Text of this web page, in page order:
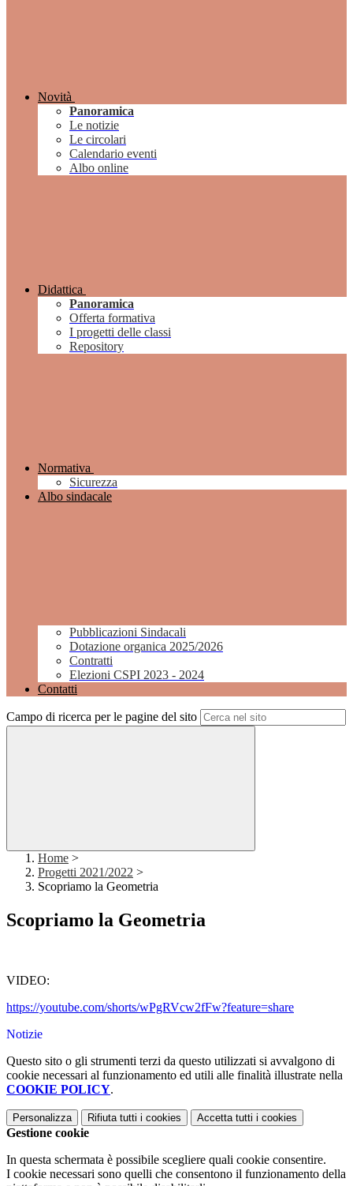
Novità
Panoramica
Le notizie
Le circolari
Calendario eventi
Albo online
Didattica
Panoramica
Offerta formativa
I progetti delle classi
Repository
Normativa
Sicurezza
Albo sindacale
Pubblicazioni Sindacali
Dotazione organica 2025/2026
Contratti
Elezioni CSPI 2023 - 2024
Contatti
Campo di ricerca per le pagine del sito
Home >
Progetti 2021/2022 >
Scopriamo la Geometria
Scopriamo la Geometria
VIDEO:
https://youtube.com/shorts/wPgRVcw2fFw?feature=share
Notizie
Questo sito o gli strumenti terzi da questo utilizzati si avvalgono di
cookie necessari al funzionamento ed utili alle finalità illustrate nella
COOKIE POLICY.
Personalizza Rifiuta tutti i cookies Accetta tutti i cookies
Gestione cookie
In questa schermata è possibile scegliere quali cookie consentire.
I cookie necessari sono quelli che consentono il funzionamento della